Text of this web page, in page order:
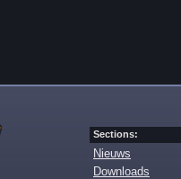
Sections:
Nieuws
Downloads